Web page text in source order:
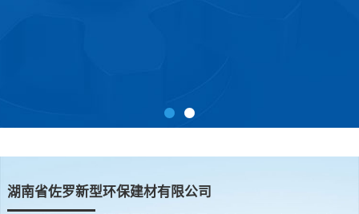
湖南省佐罗新型环保建材有限公司